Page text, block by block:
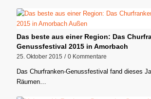
Das beste aus einer Region: Das
Genussfestival 2015 in Amorbach
25. Oktober 2015 / 0 Kommentare
Das Churfranken-Genussfestival fand dieses
Räumen…